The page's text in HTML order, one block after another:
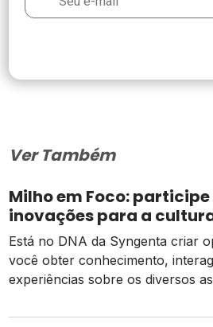
Ver Também
Milho em Foco: participe
inovações para a
Está no DNA da Syngenta criar
você obter conhecimento,
experiências sobre os diversos
na segunda safra encontram-se